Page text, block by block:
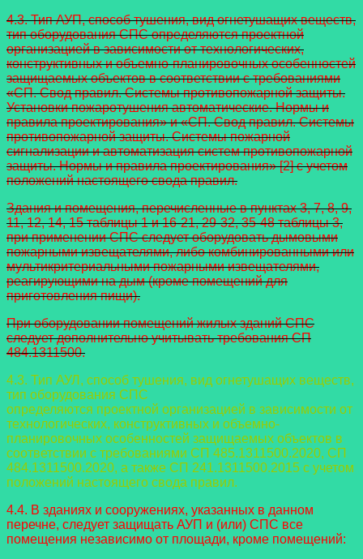
4.3. Тип АУП, способ тушения, вид огнетушащих веществ,
тип оборудования СПС определяются проектной
организацией в зависимости от технологических,
конструктивных и объемно-планировочных особенностей
защищаемых объектов в соответствии с требованиями
«СП. Свод правил. Системы противопожарной защиты.
Установки пожаротушения автоматические. Нормы и
правила проектирования» и «СП. Свод правил. Системы
противопожарной защиты. Системы пожарной
сигнализации и автоматизация систем противопожарной
защиты. Нормы и правила проектирования» [2] с учетом
положений настоящего свода правил.
Здания и помещения, перечисленные в пунктах 3, 7, 8, 9,
11, 12, 14, 15 таблицы 1 и 16-21, 29-32, 35-48 таблицы 3,
при применении СПС следует оборудовать дымовыми
пожарными извещателями, либо комбинированными или
мультикритериальными пожарными извещателями,
реагирующими на дым (кроме помещений для
приготовления пищи).
При оборудовании помещений жилых зданий СПС
следует дополнительно учитывать требования СП
484.1311500.
4.3. Тип АУЛ, способ тушения, вид огнетушащих веществ,
тип оборудования СПС
определяются проектной организацией в зависимости от
технологических, конструктивных и объемно-
планировочных особенностей защищаемых объектов в
соответствии с требованиями СП 485.1311500.2020, СП
484.1311500.2020, а также СП 241.1311500.2015 с учетом
положений настоящего свода правил.
4.4. В зданиях и сооружениях, указанных в данном
перечне, следует защищать АУП и (или) СПС все
помещения независимо от площади, кроме помещений: